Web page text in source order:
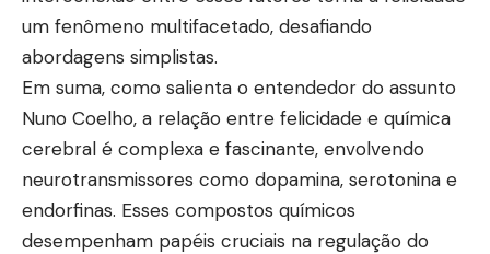
um fenômeno multifacetado, desafiando
abordagens simplistas.
Em suma, como salienta o entendedor do assunto
Nuno Coelho, a relação entre felicidade e química
cerebral é complexa e fascinante, envolvendo
neurotransmissores como dopamina, serotonina e
endorfinas. Esses compostos químicos
desempenham papéis cruciais na regulação do